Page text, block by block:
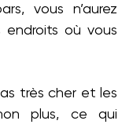
vous n’aurez
où vous
très cher et les
plus, ce qui